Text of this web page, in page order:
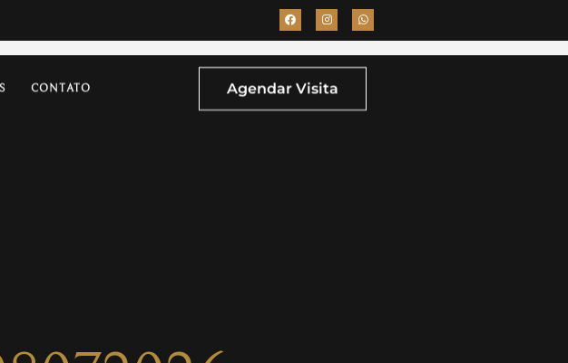
CONTATO Agendar Visita